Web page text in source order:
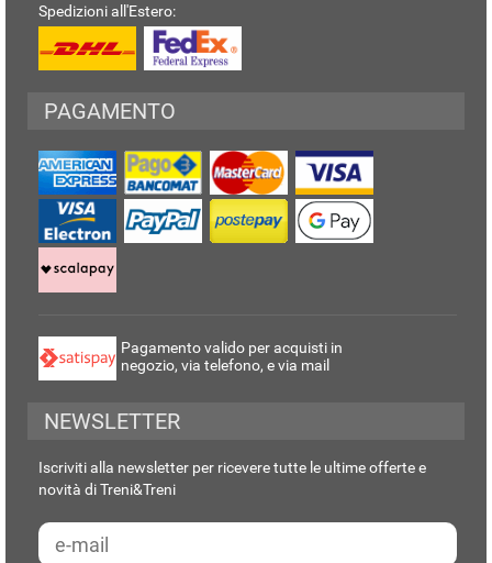
Spedizioni all'Estero:
PAGAMENTO
Pagamento valido per acquisti in
negozio, via telefono, e via mail
NEWSLETTER
Iscriviti alla newsletter per ricevere tutte le ultime offerte e
novità di Treni&Treni